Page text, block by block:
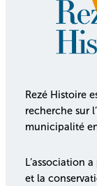
Rezé Histoire
recherche sur
municipalité
L’association
et la